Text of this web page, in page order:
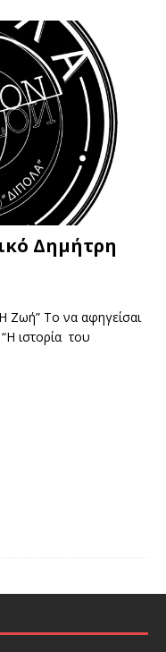
Δημήτρη
Ζωή” Το να αφηγείσαι
ιστορία του